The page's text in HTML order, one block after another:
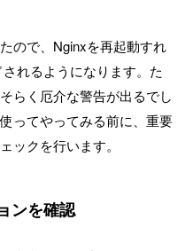
ので、Nginxを再起動すれ
れるようになります。た
らく厄介な警告が出るでし
ってやってみる前に、重要
ックを行います。
ンを確認